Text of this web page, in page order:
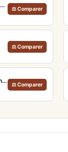
Apple AirPods Max Lumière stellaire – Casque Hi-Fi ANC pro et audio spatial immersif
⚖ Comparer
⚖ Comparer
Xiaomi OpenWear Stereo – Écouteurs Open-Ear Hi-Res avec réduction de fuite sonore
⚖ Comparer